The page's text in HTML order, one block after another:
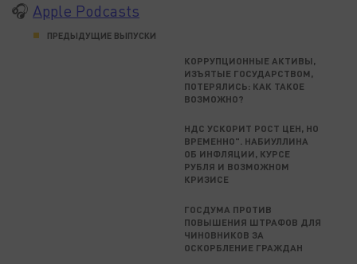
🎧 Apple Podcasts
ПРЕДЫДУЩИЕ ВЫПУСКИ
КОРРУПЦИОННЫЕ АКТИВЫ,
ИЗЪЯТЫЕ ГОСУДАРСТВОМ,
ПОТЕРЯЛИСЬ: КАК ТАКОЕ
ВОЗМОЖНО?
НДС УСКОРИТ РОСТ ЦЕН, НО
ВРЕМЕННО". НАБИУЛЛИНА
ОБ ИНФЛЯЦИИ, КУРСЕ
РУБЛЯ И ВОЗМОЖНОМ
КРИЗИСЕ
ГОСДУМА ПРОТИВ
ПОВЫШЕНИЯ ШТРАФОВ ДЛЯ
ЧИНОВНИКОВ ЗА
ОСКОРБЛЕНИЕ ГРАЖДАН